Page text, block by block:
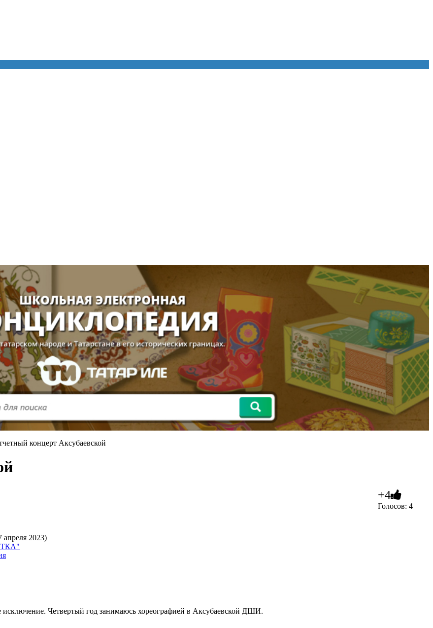
концерт Аксубаевской
апреля 2023)
+4
Голосов: 4
Четвертый год занимаюсь хореографией в Аксубаевской ДШИ.